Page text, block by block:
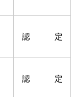
認 定
認 定